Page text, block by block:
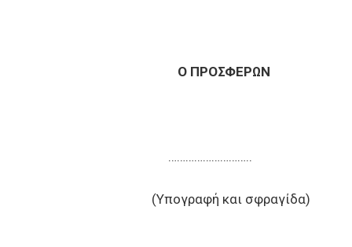
Ο ΠΡΟΣΦΕΡΩΝ
………………………..
(Υπογραφή και σφραγίδα)